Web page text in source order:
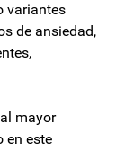
variantes
de ansiedad,
mayor
en este